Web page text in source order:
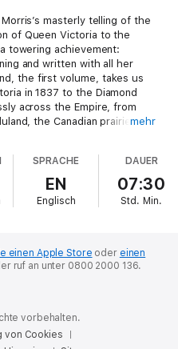
masterly telling of the
of Queen Victoria to the
towering achievement:
and written with all her
the first volume, takes us
in 1837 to the Diamond
across the Empire, from
the Canadian prairiesmehr
SPRACHE
EN
Englisch
DAUER
07:30
Std. Min.
einen Apple Store oder einen
ruf an unter 0800 2000 136.
vorbehalten.
von Cookies